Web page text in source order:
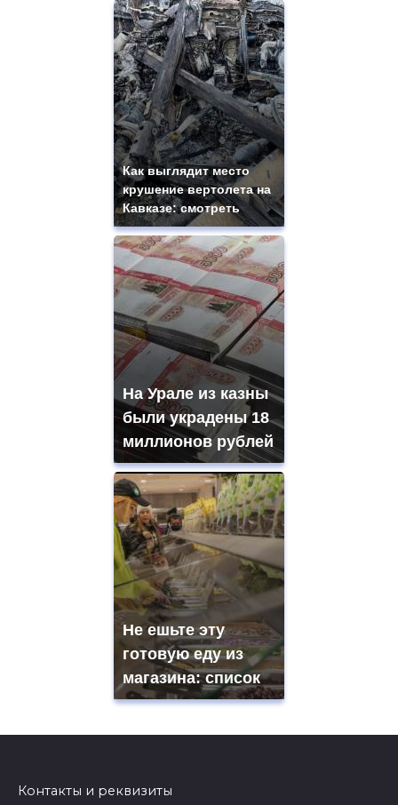
Как выглядит место
крушение вертолета на
Кавказе: смотреть
На Урале из казны
были украдены 18
миллионов рублей
Не ешьте эту
готовую еду из
магазина: список
Контакты и реквизиты